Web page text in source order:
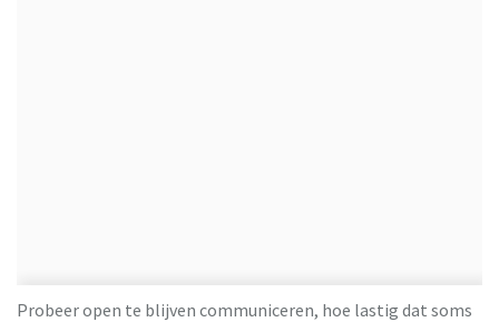
Probeer open te blijven communiceren, hoe lastig dat soms